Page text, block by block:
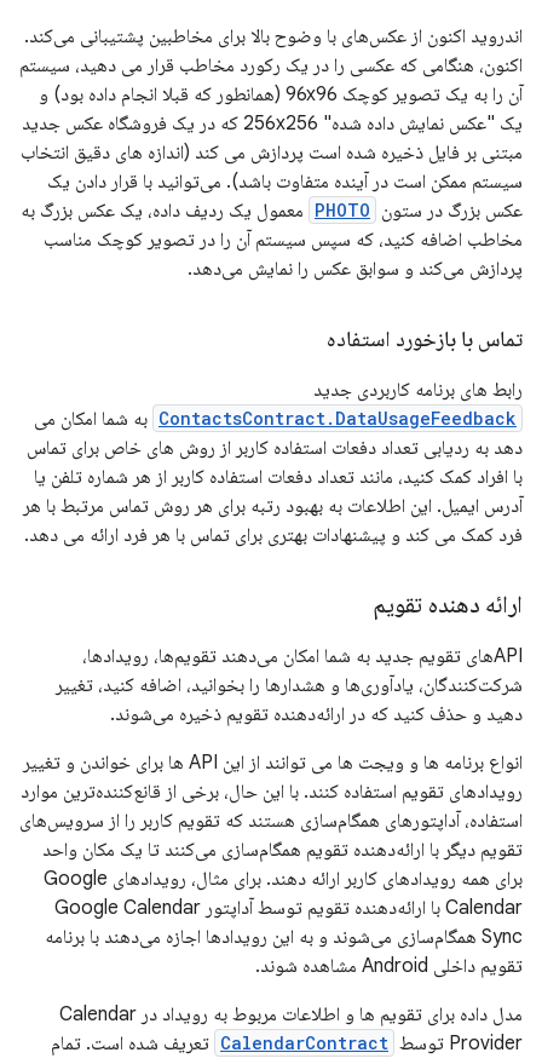
اندروید اکنون از عکس‌های با وضوح بالا برای مخاطبین پشتیبانی می‌کند.
اکنون، هنگامی که عکسی را در یک رکورد مخاطب قرار می دهید، سیستم
آن را به یک تصویر کوچک 96x96 (همانطور که قبلا انجام داده بود) و
یک "عکس نمایش داده شده" 256x256 که در یک فروشگاه عکس جدید
مبتنی بر فایل ذخیره شده است پردازش می کند (اندازه های دقیق انتخاب
سیستم ممکن است در آینده متفاوت باشد). می‌توانید با قرار دادن یک
عکس بزرگ در ستون PHOTO معمول یک ردیف داده، یک عکس بزرگ به
مخاطب اضافه کنید، که سپس سیستم آن را در تصویر کوچک مناسب
پردازش می‌کند و سوابق عکس را نمایش می‌دهد.
تماس با بازخورد استفاده
رابط های برنامه کاربردی جدید
ContactsContract.DataUsageFeedback به شما امکان می
دهد به ردیابی تعداد دفعات استفاده کاربر از روش های خاص برای تماس
با افراد کمک کنید، مانند تعداد دفعات استفاده کاربر از هر شماره تلفن یا
آدرس ایمیل. این اطلاعات به بهبود رتبه برای هر روش تماس مرتبط با هر
فرد کمک می کند و پیشنهادات بهتری برای تماس با هر فرد ارائه می دهد.
ارائه دهنده تقویم
APIهای تقویم جدید به شما امکان می‌دهند تقویم‌ها، رویدادها،
شرکت‌کنندگان، یادآوری‌ها و هشدارها را بخوانید، اضافه کنید، تغییر
دهید و حذف کنید که در ارائه‌دهنده تقویم ذخیره می‌شوند.
انواع برنامه ها و ویجت ها می توانند از این API ها برای خواندن و تغییر
رویدادهای تقویم استفاده کنند. با این حال، برخی از قانع‌کننده‌ترین موارد
استفاده، آداپتورهای همگام‌سازی هستند که تقویم کاربر را از سرویس‌های
تقویم دیگر با ارائه‌دهنده تقویم همگام‌سازی می‌کنند تا یک مکان واحد
برای همه رویدادهای کاربر ارائه دهند. برای مثال، رویدادهای Google
Calendar با ارائه‌دهنده تقویم توسط آداپتور Google Calendar
Sync همگام‌سازی می‌شوند و به این رویدادها اجازه می‌دهند با برنامه
تقویم داخلی Android مشاهده شوند.
مدل داده برای تقویم ها و اطلاعات مربوط به رویداد در Calendar
Provider توسط
CalendarContract تعریف شده است. تمام